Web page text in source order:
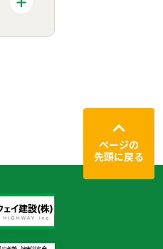
ページの
先頭に戻る